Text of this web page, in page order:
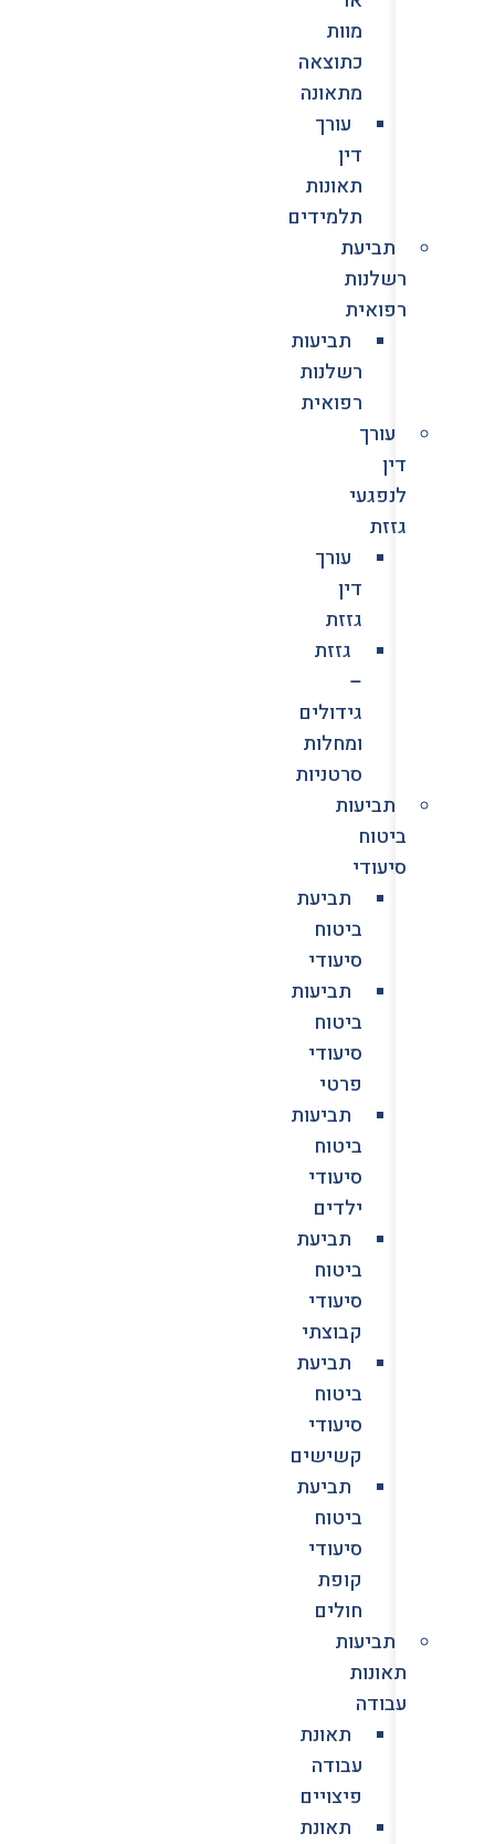
מוות
כתוצאה
מתאונה
עורך
דין
תאונות
תלמידים
תביעת
רשלנות
רפואית
תביעות
רשלנות
רפואית
עורך
דין
לנפגעי
גזזת
עורך
דין
גזזת
גזזת
–
גידולים
ומחלות
סרטניות
תביעות
ביטוח
סיעודי
תביעת
ביטוח
סיעודי
תביעות
ביטוח
סיעודי
פרטי
תביעות
ביטוח
סיעודי
ילדים
תביעת
ביטוח
סיעודי
קבוצתי
תביעת
ביטוח
סיעודי
קשישים
תביעת
ביטוח
סיעודי
קופת
חולים
תביעות
תאונות
עבודה
תאונת
עבודה
פיצויים
תאונת